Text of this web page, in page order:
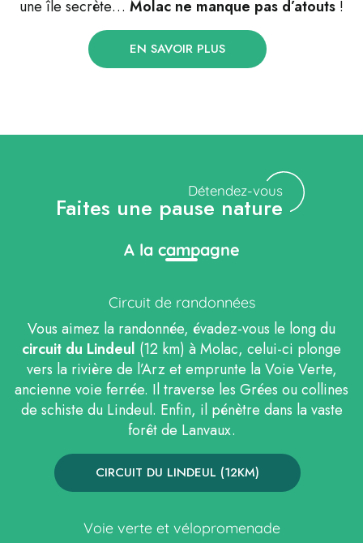
une île secrète… Molac ne manque pas d’atouts !
EN SAVOIR PLUS
Détendez-vous
Faites une pause nature
A la campagne
Circuit de randonnées
Vous aimez la randonnée, évadez-vous le long du
circuit du Lindeul (12 km) à Molac, celui-ci plonge
vers la rivière de l’Arz et emprunte la Voie Verte,
ancienne voie ferrée. Il traverse les Grées ou collines
de schiste du Lindeul. Enfin, il pénètre dans la vaste
forêt de Lanvaux.
CIRCUIT DU LINDEUL (12KM)
Voie verte et vélopromenade